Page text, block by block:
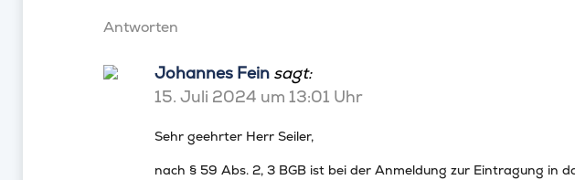
Antworten
Johannes Fein sagt:
15. Juli 2024 um 13:01 Uhr
Sehr geehrter Herr Seiler,
nach § 59 Abs. 2, 3 BGB ist bei der Anmeldung zur Eintragung in